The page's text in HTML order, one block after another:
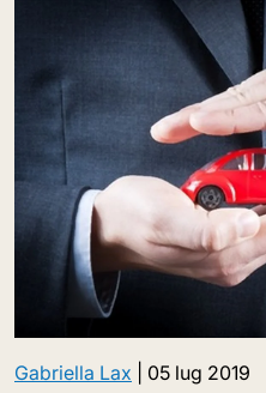
Gabriella Lax 05 lug 2019